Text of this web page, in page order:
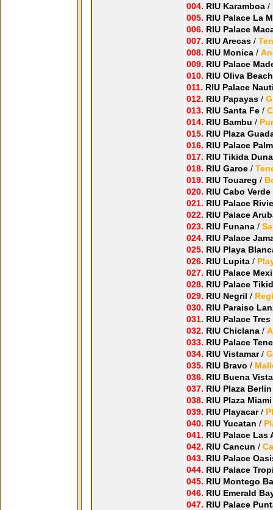
004. RIU Karamboa /
005. RIU Palace La
006. RIU Palace
007. RIU Arecas /
008. RIU Monica /
009. RIU Palace
010. RIU Oliva
011. RIU Palace
012. RIU Papayas /
013. RIU Santa Fe /
014. RIU Bambu /
015. RIU Plaza
016. RIU Palace
017. RIU Tikida
018. RIU Garoe /
019. RIU Touareg /
020. RIU Cabo Verde
021. RIU Palace
022. RIU Palace
023. RIU Funana /
024. RIU Palace
025. RIU Playa
026. RIU Lupita /
027. RIU Palace
028. RIU Palace
029. RIU Negril /
030. RIU Paraiso
031. RIU Palace
032. RIU Chiclana /
033. RIU Palace
034. RIU Vistamar/
035. RIU Bravo /
036. RIU Buena Vista
037. RIU Plaza Berlin
038. RIU Plaza
039. RIU Playacar/
040. RIU Yucatan /
041. RIU Palace Las
042. RIU Cancun /
043. RIU Palace
044. RIU Palace
045. RIU Montego
046. RIU Emerald
047. RIU Palace